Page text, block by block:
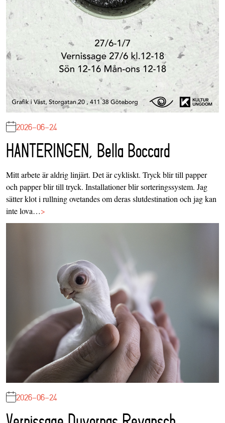
2026-06-24
HANTERINGEN, Bella Boccard
Mitt arbete är aldrig linjärt. Det är cykliskt. Tryck blir till papper
och papper blir till tryck. Installationer blir sorteringssystem. Jag
sätter klot i rullning ovetandes om deras slutdestination och jag kan
inte lova…>
2026-06-24